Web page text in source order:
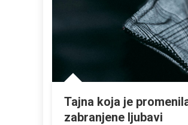
Tajna koja je
zabranjene ljubavi